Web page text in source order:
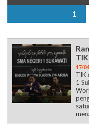
1
17/
TIK
1